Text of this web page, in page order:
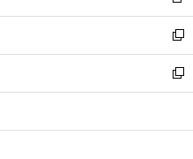
開
く
ウ
で
開
く
ン
ド
ウ
で
開
ウ
ィ
ン
ド
ウ
開
し
い
ウ
ィ
ン
ウ
新
し
い
ウ
ン
新
し
ウ